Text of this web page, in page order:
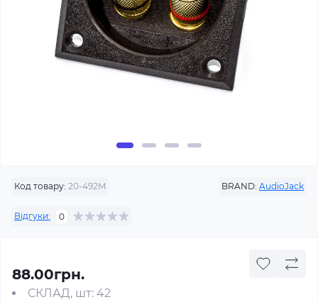
Код товару: 20-492M BRAND: AudioJack
Відгуки: 0
88.00грн.
СКЛАД, шт: 42